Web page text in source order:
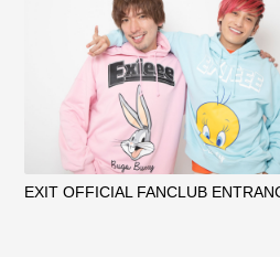
EXIT OFFICIAL FANCLUB